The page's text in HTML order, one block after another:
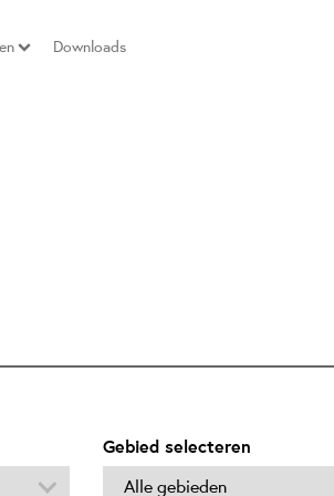
Downloads
Gebied selecteren
Alle gebieden